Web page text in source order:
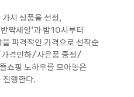
지 상품을 선정,
짝세일’과 밤10시부터
파격적인 가격으로 선착순
가격인하/사은품 증정/
쇼핑 노하우를 모아놓은
진행한다.